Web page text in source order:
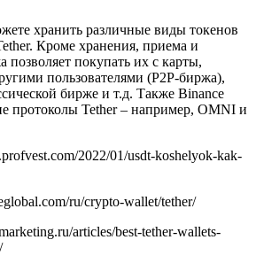
хранить различные виды токенов
Кроме хранения, приема и
позволяет покупать их с карты,
пользователями (Р2Р-биржа),
бирже и т.д. Также Binance
протоколы Tether – например, OMNI и
2022/01/usdt-koshelyok-kak-
ru/crypto-wallet/tether/
articles/best-tether-wallets-